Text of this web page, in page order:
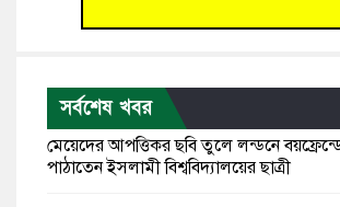
সর্বশেষ খবর
মেয়েদের আপত্তিকর ছবি তুলে লন্ডনে
পাঠাতেন ইসলামী বিশ্ববিদ্যালয়ের ছাত্রী